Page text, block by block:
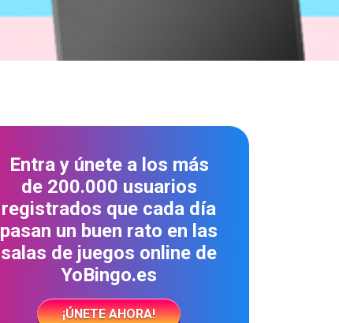
Entra y únete a los más
de 200.000 usuarios
registrados que cada día
pasan un buen rato en las
salas de juegos online de
YoBingo.es
¡ÚNETE AHORA!